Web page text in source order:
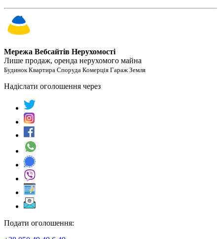
Мережа Вебсайтів Нерухомості
Лише продаж, оренда нерухомого майна
Будинок Квартира Споруда Комерція Гараж Земля
Надіслати оголошення через
Подати оголошення: